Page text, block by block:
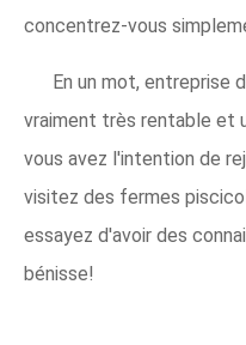
concentrez-vous
En un mot, entreprise
vraiment très rentable et
vous avez l'intention de
visitez des fermes
essayez d'avoir des
bénisse!